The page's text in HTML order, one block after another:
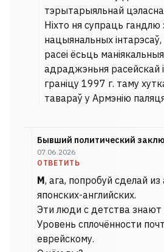
тэрытарыяльнай
Ніхто ня супраць гандлю
нацыянальных інтарэсаў,
расеі ёсьць
адраджэньня расейскай
граніцу 1997 г. таму
тавараў у Армэнію
Бывший политический
07.06.2026
ОТВЕТИТЬ
М, ага, попробуй сделай
японских-английских.
Эти люди с детства знают
Уровень сплочённости
еврейскому.